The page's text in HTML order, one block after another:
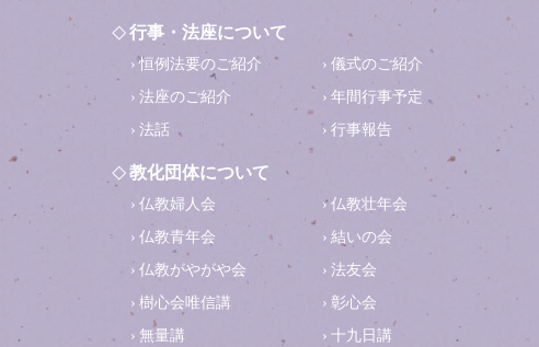
行事・法座について
恒例法要のご紹介
儀式のご紹介
法座のご紹介
年間行事予定
法話
行事報告
教化団体について
仏教婦人会
仏教壮年会
仏教青年会
結いの会
仏教がやがや会
法友会
樹心会唯信講
彰心会
無量講
十九日講